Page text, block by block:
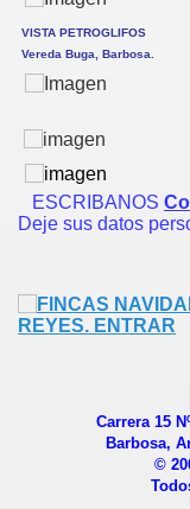
VISTA PETROGLIFOS
Vereda Buga, Barbosa.
ESCRIBANOS
Deje sus datos
Carrera 15
Barbosa,
©
BARBOSA